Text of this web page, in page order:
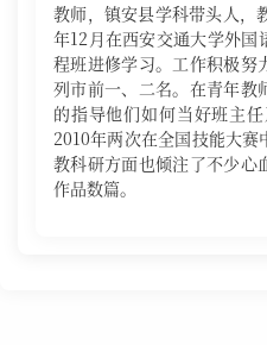
教师，镇安县学科带头人，
年12月在西安交通大学外国
程班进修学习。工作积极努
列市前一、二名。在青年教
的指导他们如何当好班主
2010年两次在全国技能大赛
教科研方面也倾注了不少心
作品数篇。